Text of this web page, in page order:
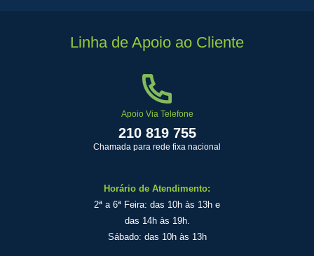
Linha de Apoio ao Cliente
Apoio Via Telefone
210 819 755
Chamada para rede fixa nacional
Horário de Atendimento:
2ª a 6ª Feira: das 10h às 13h e
das 14h às 19h.
Sábado: das 10h às 13h